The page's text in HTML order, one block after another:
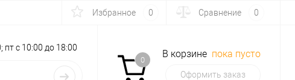
Избранное 0 Сравнение 0
пт с 10:00 до 18:00
0
В корзине пока пусто
Оформить заказ